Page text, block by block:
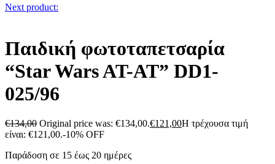
Next product:
Παιδική φωτοταπετσαρία
“Star Wars AT-AT” DD1-
025/96
€134,00 Original price was: €134,00.€121,00Η τρέχουσα τιμή
είναι: €121,00.-10% OFF
Παράδοση σε 15 έως 20 ημέρες